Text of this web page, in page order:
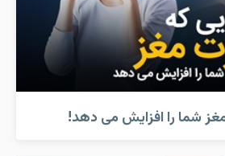
شما را افزایش می دهد!